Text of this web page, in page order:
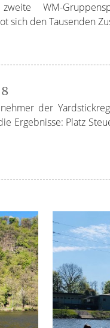
WM-
sich den Tausenden
der
Ergebnisse: Platz